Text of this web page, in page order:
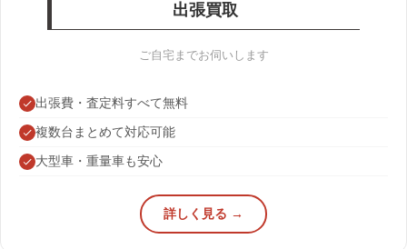
出張買取
ご自宅までお伺いします
出張費・査定料すべて無料
複数台まとめて対応可能
大型車・重量車も安心
詳しく見る →